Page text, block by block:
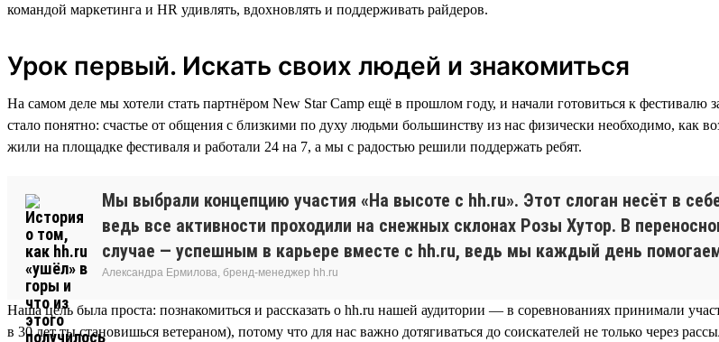
командой маркетинга и HR удивлять, вдохновлять и поддерживать райдеров.
Урок первый. Искать своих людей и знакомиться
На самом деле мы хотели стать партнёром New Star Camp ещё в прошлом году, и начали готовиться к
стало понятно: счастье от общения с близкими по духу людьми большинству из нас физически необходимо, как
жили на площадке фестиваля и работали 24 на 7, а мы с радостью решили поддержать ребят.
Мы выбрали концепцию участия «На высоте с hh.ru». Этот слоган несёт в
ведь все активности проходили на снежных склонах Розы Хутор. В
случае — успешным в карьере вместе с hh.ru, ведь мы каждый день
Александра Ермилова, бренд-менеджер hh.ru
Наша цель была проста: познакомиться и рассказать о hh.ru нашей аудитории — в соревнованиях принимали
в 30 лет ты становишься ветераном), потому что для нас важно дотягиваться до соискателей не только через